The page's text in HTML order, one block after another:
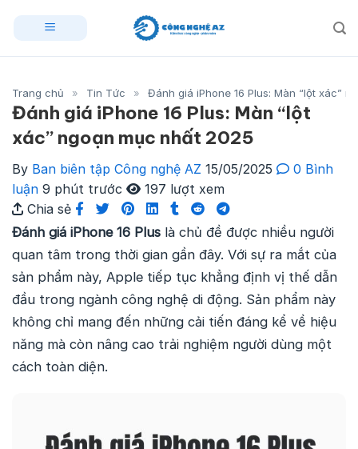
Trang chủ » Tin Tức » Đánh giá iPhone 16 Plus: Màn “lột xác”
Đánh giá iPhone 16 Plus: Màn “lột
xác” ngoạn mục nhất 2025
By Ban biên tập Công nghệ AZ 15/05/2025
0 Bình
luận 9 phút trước
197 lượt xem
Chia sẻ
Đánh giá iPhone 16 Plus là chủ đề được nhiều người
quan tâm trong thời gian gần đây. Với sự ra mắt của
sản phẩm này, Apple tiếp tục khẳng định vị thế dẫn
đầu trong ngành công nghệ di động. Sản phẩm này
không chỉ mang đến những cải tiến đáng kể về hiệu
năng mà còn nâng cao trải nghiệm người dùng một
cách toàn diện.